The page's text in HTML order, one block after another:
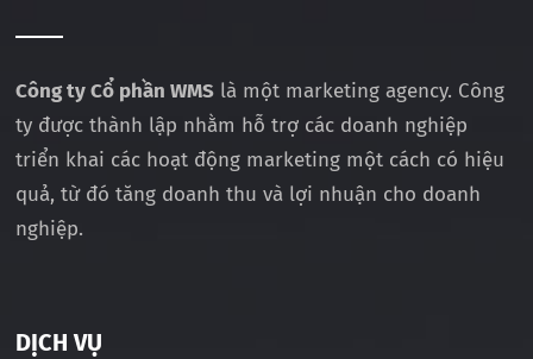
Công ty Cổ phần WMS là một marketing agency. Công
ty được thành lập nhằm hỗ trợ các doanh nghiệp
triển khai các hoạt động marketing một cách có hiệu
quả, từ đó tăng doanh thu và lợi nhuận cho doanh
nghiệp.
DỊCH VỤ